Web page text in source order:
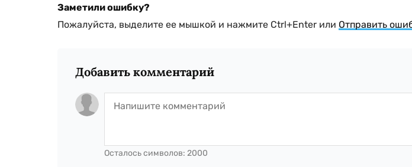
Заметили ошибку?
Пожалуйста, выделите ее мышкой и нажмите Ctrl+Enter или Отправить
Добавить комментарий
Осталось символов: 2000